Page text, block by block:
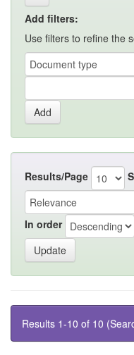
Add filters:
Use filters to refine the
Results/Page
In order
Results 1-10 of 10